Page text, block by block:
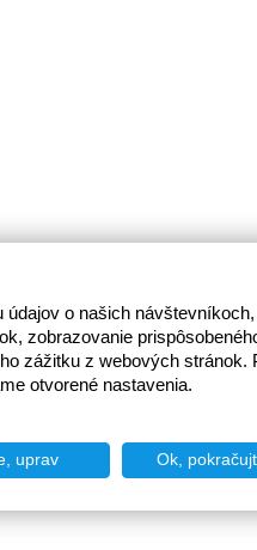
o našich
zobrazovanie
zážitku z webových stránok.
otvorené nastavenia.
uprav Ok,